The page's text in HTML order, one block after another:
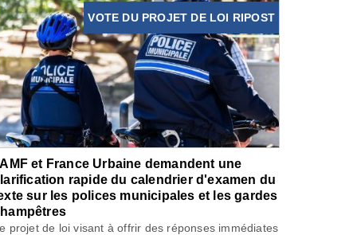
VOTE DU PROJET DE LOI RIPOST
et France Urbaine demandent une
rapide du calendrier d'examen du
sur les polices municipales et les gardes
projet de loi visant à offrir des réponses immédiates